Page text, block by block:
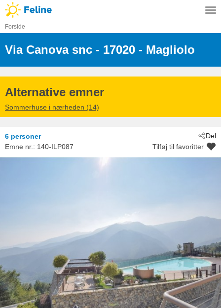
Forside
Via Canova snc - 17020 - Magliolo
Alternative emner
Sommerhuse i nærheden (14)
Del
6 personer
Emne nr.: 140-ILP087 Tilføj til favoritter